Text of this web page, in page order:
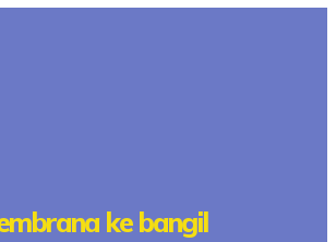
ke bangil